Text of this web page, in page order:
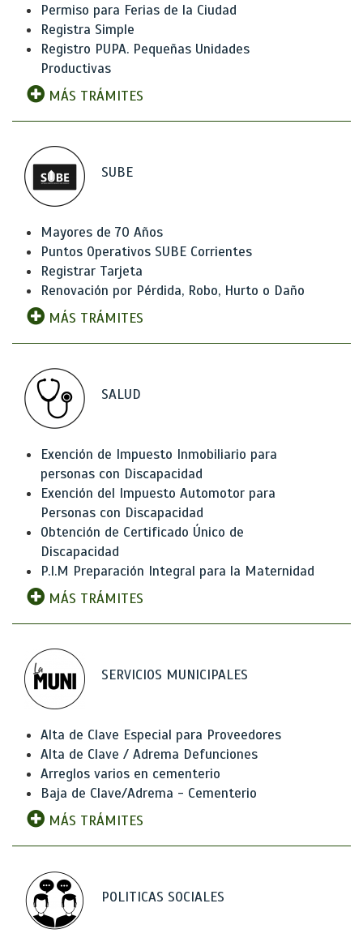
Permiso para Ferias de la Ciudad
Registra Simple
Registro PUPA. Pequeñas Unidades
Productivas
MÁS TRÁMITES
SUBE
Mayores de 70 Años
Puntos Operativos SUBE Corrientes
Registrar Tarjeta
Renovación por Pérdida, Robo, Hurto o Daño
MÁS TRÁMITES
SALUD
Exención de Impuesto Inmobiliario para
personas con Discapacidad
Exención del Impuesto Automotor para
Personas con Discapacidad
Obtención de Certificado Único de
Discapacidad
P.I.M Preparación Integral para la Maternidad
MÁS TRÁMITES
SERVICIOS MUNICIPALES
Alta de Clave Especial para Proveedores
Alta de Clave / Adrema Defunciones
Arreglos varios en cementerio
Baja de Clave/Adrema - Cementerio
MÁS TRÁMITES
POLITICAS SOCIALES